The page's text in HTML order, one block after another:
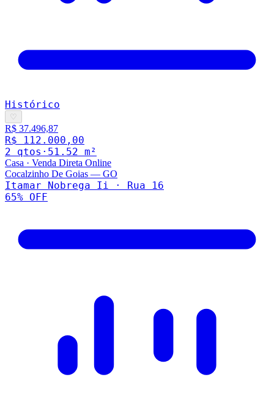
Histórico
♡
R$ 37.496,87
R$ 112.000,00
2 qtos · 51.52 m²
Casa · Venda Direta Online
Cocalzinho De Goias — GO
Itamar Nobrega Ii · Rua 16
65% OFF